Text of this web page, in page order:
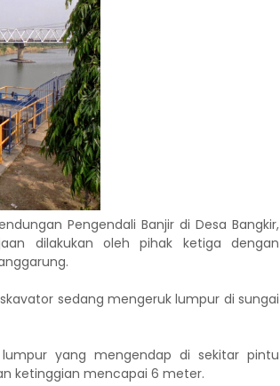
Pengendali Banjir di Desa Bangkir,
dilakukan oleh pihak ketiga dengan
sedang mengeruk lumpur di sungai
yang mengendap di sekitar pintu
ketinggian mencapai 6 meter.